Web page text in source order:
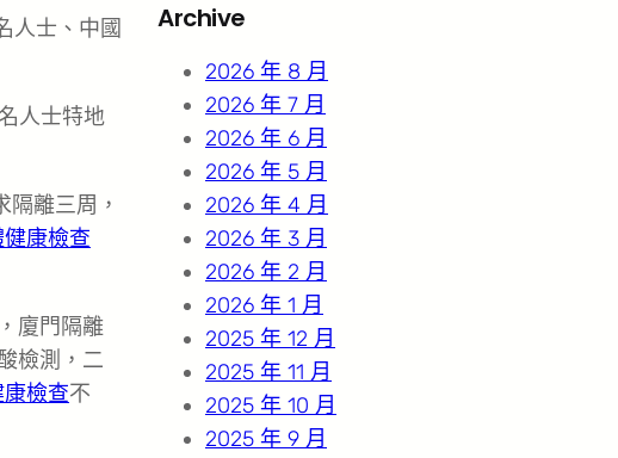
人士、中國
人士特地
隔離三周，
健康檢查
廈門隔離
檢測，二
檢查不
c
Archive
2026 年 8 月
2026 年 7 月
2026 年 6 月
2026 年 5 月
2026 年 4 月
2026 年 3 月
2026 年 2 月
2026 年 1 月
2025 年 12 月
2025 年 11 月
2025 年 10 月
2025 年 9 月